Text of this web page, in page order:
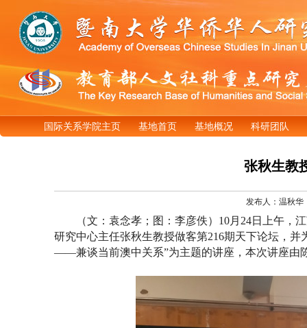
国际关系学院主页 基地首页 基地概况 科研团队
张秋生教
发布人：温秋华
（文：袁念孝；图：李彦佚） 10月24日上午，
研究中心主任张秋生教授做客第216期天下论坛，
——兼谈当前澳中关系”为主题的讲座，本次讲座由